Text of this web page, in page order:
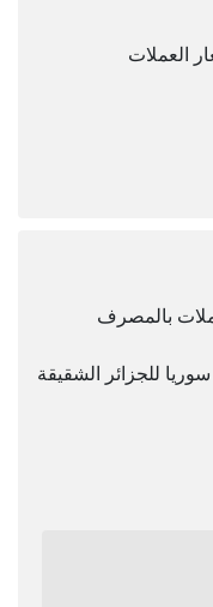
العملات
بالمصرف
للجزائر الشقيقة